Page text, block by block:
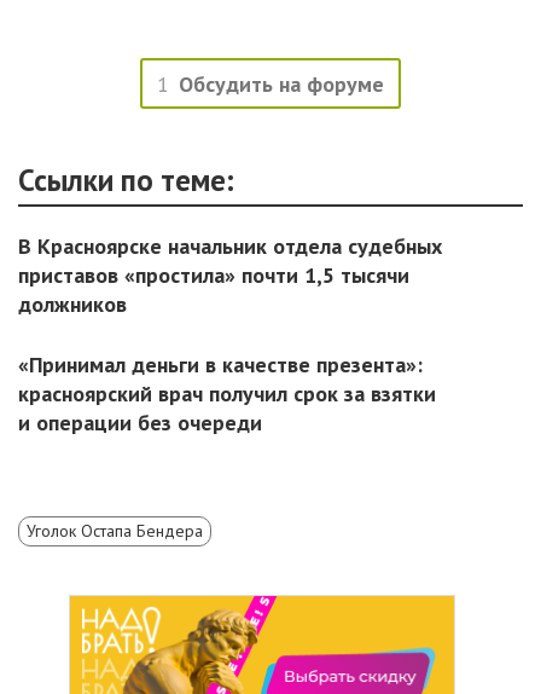
1 Обсудить на форуме
Ссылки по теме:
В Красноярске начальник отдела судебных
приставов «простила» почти 1,5 тысячи
должников
«Принимал деньги в качестве презента»:
красноярский врач получил срок за взятки
и операции без очереди
Уголок Остапа Бендера